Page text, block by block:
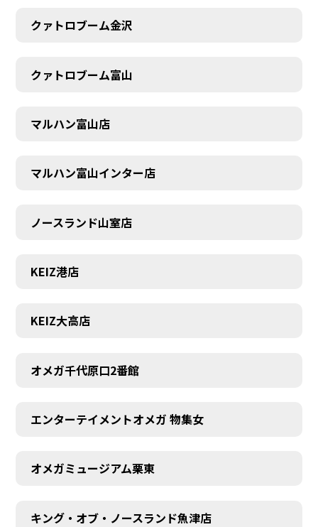
クァトロブーム金沢
クァトロブーム富山
マルハン富山店
マルハン富山インター店
ノースランド山室店
KEIZ港店
KEIZ大高店
オメガ千代原口2番館
エンターテイメントオメガ 物集女
オメガミュージアム栗東
キング・オブ・ノースランド魚津店